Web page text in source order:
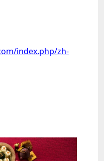
index.php/zh-